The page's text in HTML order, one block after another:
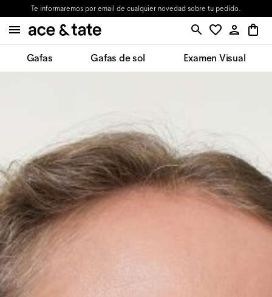
Te informaremos por email de cualquier novedad sobre tu pedido.
Gafas Gafas de sol Examen Visual